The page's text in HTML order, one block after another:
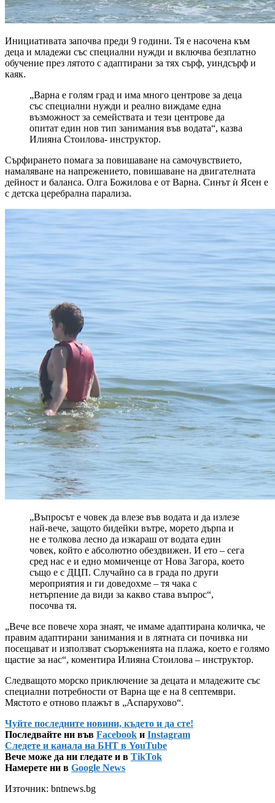
Инициативата започва преди 9 години. Тя е насочена към
деца и младежи със специални нужди и включва безплатно
обучение през лятото с адаптирани за тях сърф, уиндсърф и
каяк.
„Варна е голям град и има много центрове за деца
със специални нужди и реално виждаме една
възможност за семействата и тези центрове да
опитат един нов тип занимания във водата“, казва
Илияна Стоилова- инструктор.
Сърфирането помага за повишаване на самочувствието,
намаляване на напрежението, повишаване на двигателната
дейност и баланса. Олга Божилова е от Варна. Синът ѝ Ясен е
с детска церебрална парализа.
„Въпросът е човек да влезе във водата и да излезе
най-вече, защото бидейки вътре, морето дърпа и
не е толкова лесно да изкараш от водата един
човек, който е абсолютно обездвижен. И ето – сега
сред нас е и едно момиченце от Нова Загора, което
също е с ДЦП. Случайно са в града по други
мероприятия и ги доведохме – тя чака с
нетърпение да види за какво става въпрос“,
посочва тя.
„Вече все повече хора знаят, че имаме адаптирана количка, че
правим адаптирани занимания и в лятната си почивка ни
посещават и използват съоръженията на плажа, което е голямо
щастие за нас“, коментира Илияна Стоилова – инструктор.
Следващото морско приключение за децата и младежите със
специални потребности от Варна ще е на 8 септември.
Мястото е отново плажът в „Аспарухово“.
Чуйте последните новини, където и да сте!
Последвайте ни във Facebook и Instagram
Следете и канала на БНТ в YouTube
Вече може да ни гледате и в TikTok
Намерете ни в Google News
Източник: bntnews.bg